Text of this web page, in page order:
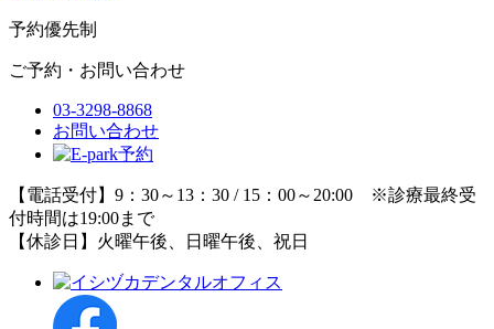
予約優先制
ご予約・お問い合わせ
03-3298-8868
お問い合わせ
【電話受付】9：30～13：30 / 15：00～20:00 ※診療最終受
付時間は19:00まで
【休診日】火曜午後、日曜午後、祝日